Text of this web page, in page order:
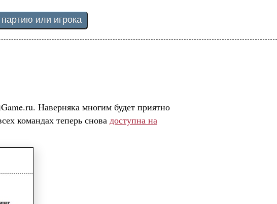
Наверняка многим будет приятно
командах теперь снова доступна на